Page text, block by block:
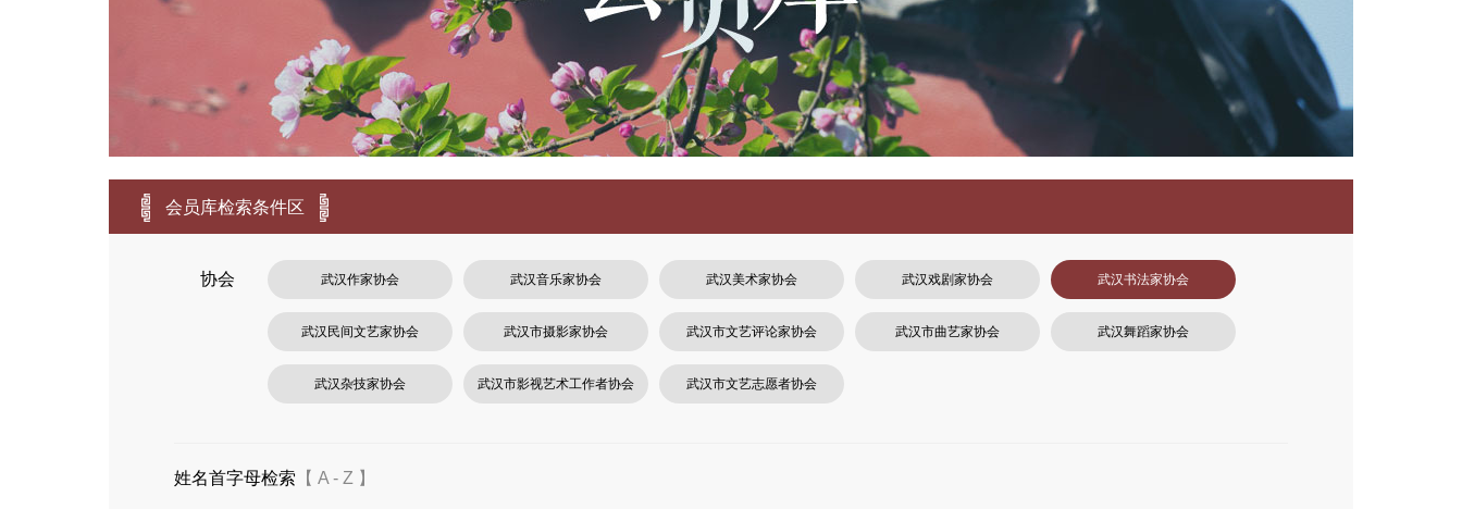
会员库检索条件区
协会 武汉作家协会 武汉音乐家协会 武汉美术家协会 武汉戏剧家协会 武汉书法家协会
武汉民间文艺家协会 武汉市摄影家协会 武汉市文艺评论家协会 武汉市曲艺家协会 武汉舞蹈家协会
武汉杂技家协会 武汉市影视艺术工作者协会 武汉市文艺志愿者协会
姓名首字母检索 【 A - Z 】